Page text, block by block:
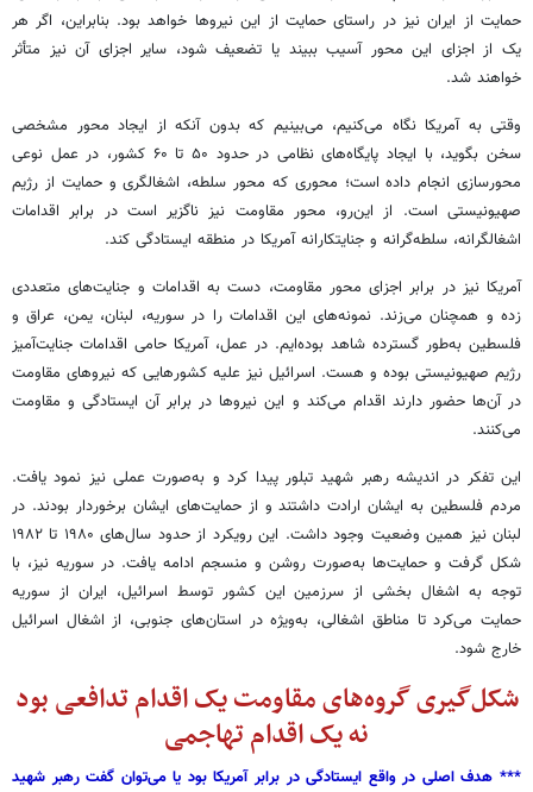
حمایت از ایران نیز در راستای حمایت از این نیروها خواهد بود. بنابراین، اگر هر
یک از اجزای این محور آسیب ببیند یا تضعیف شود، سایر اجزای آن نیز متأثر
خواهند شد.
وقتی به آمریکا نگاه می‌کنیم، می‌بینیم که بدون آنکه از ایجاد محور مشخصی
سخن بگوید، با ایجاد پایگاه‌های نظامی در حدود ۵۰ تا ۶۰ کشور، در عمل نوعی
محورسازی انجام داده است؛ محوری که محور سلطه، اشغالگری و حمایت از رژیم
صهیونیستی است. از این‌رو، محور مقاومت نیز ناگزیر است در برابر اقدامات
اشغالگرانه، سلطه‌گرانه و جنایتکارانه آمریکا در منطقه ایستادگی کند.
آمریکا نیز در برابر اجزای محور مقاومت، دست به اقدامات و جنایت‌های متعددی
زده و همچنان می‌زند. نمونه‌های این اقدامات را در سوریه، لبنان، یمن، عراق و
فلسطین به‌طور گسترده شاهد بوده‌ایم. در عمل، آمریکا حامی اقدامات جنایت‌آمیز
رژیم صهیونیستی بوده و هست. اسرائیل نیز علیه کشورهایی که نیروهای مقاومت
در آن‌ها حضور دارند اقدام می‌کند و این نیروها در برابر آن ایستادگی و مقاومت
می‌کنند.
این تفکر در اندیشه رهبر شهید تبلور پیدا کرد و به‌صورت عملی نیز نمود یافت.
مردم فلسطین به ایشان ارادت داشتند و از حمایت‌های ایشان برخوردار بودند. در
لبنان نیز همین وضعیت وجود داشت. این رویکرد از حدود سال‌های ۱۹۸۰ تا ۱۹۸۲
شکل گرفت و حمایت‌ها به‌صورت روشن و منسجم ادامه یافت. در سوریه نیز، با
توجه به اشغال بخشی از سرزمین این کشور توسط اسرائیل، ایران از سوریه
حمایت می‌کرد تا مناطق اشغالی، به‌ویژه در استان‌های جنوبی، از اشغال اسرائیل
خارج شود.
شکل‌گیری گروه‌های مقاومت یک اقدام تدافعی بود
نه یک اقدام تهاجمی
*** هدف اصلی در واقع ایستادگی در برابر آمریکا بود یا می‌توان گفت رهبر شهید